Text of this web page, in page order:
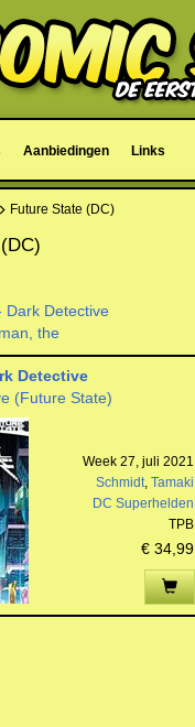
Aanbiedingen Links
Future State (DC)
Dark Detective
the
Detective
(Future State)
Week 27, juli 2021
Schmidt, Tamaki
DC Superhelden
TPB
€ 34,99